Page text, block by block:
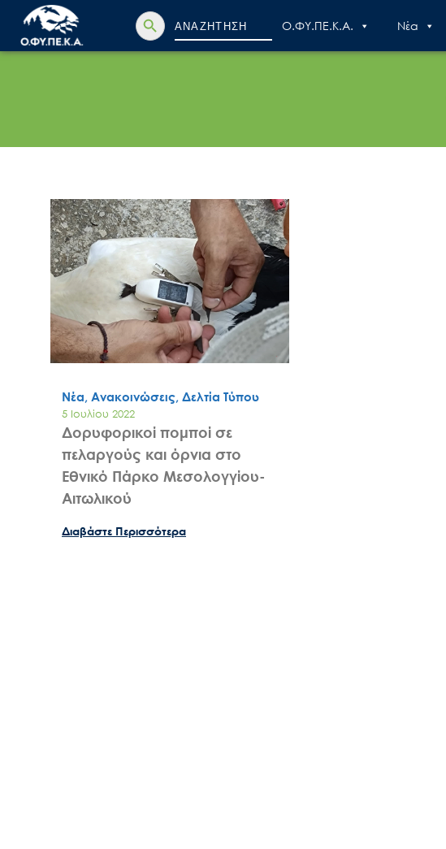
Search
for:
Search Button
Ο.ΦΥ.ΠΕ.Κ.Α. Nέα
Νέα, Ανακοινώσεις, Δελτία Τύπου
5 Ιουλίου 2022
Δορυφορικοί πομποί σε
πελαργούς και όρνια στο
Εθνικό Πάρκο Μεσολογγίου-
Αιτωλικού
Διαβάστε Περισσότερα